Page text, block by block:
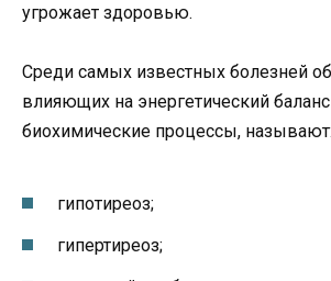
угрожает здоровью.
Среди самых известных болезней
влияющих на энергетический
биохимические процессы, называют:
гипотиреоз;
гипертиреоз;